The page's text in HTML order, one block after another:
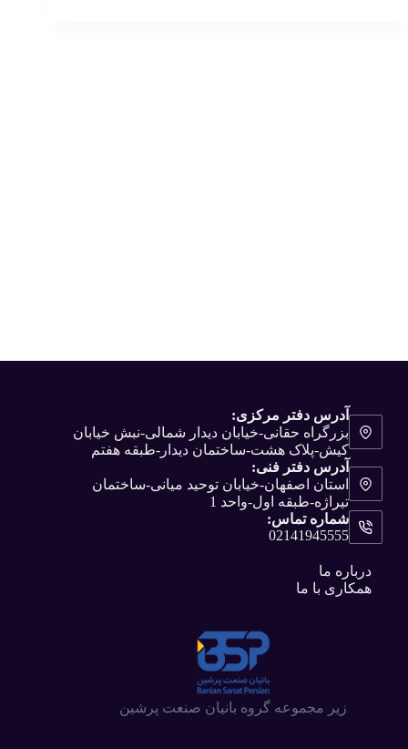
آدرس دفتر مرکزی:
بزرگراه حقانی-خیابان دیدار شمالی-نبش خیابان
کیش-پلاک هشت-ساختمان دیدار-طبقه هفتم
آدرس دفتر فنی:
استان اصفهان-خیابان توحید میانی-ساختمان
تیراژه-طبقه اول-واحد 1
شماره تماس:
02141945555
درباره ما
همکاری با ما
زیر مجموعه گروه بانیان صنعت پرشین